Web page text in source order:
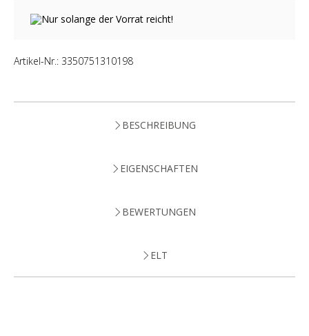
Nur solange der Vorrat reicht!
Artikel-Nr.: 3350751310198
BESCHREIBUNG
EIGENSCHAFTEN
BEWERTUNGEN
ELT